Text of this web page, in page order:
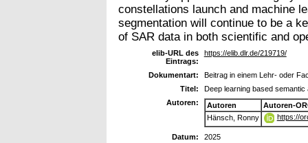
constellations launch and machine
segmentation will continue to be a
of SAR data in both scientific and
elib-URL des
Eintrags:
https://elib.dlr.de/219719/
Dokumentart:
Beitrag in einem Lehr- oder
Titel:
Deep learning based
Autoren:
Autoren
Autoren-
Hänsch, Ronny
https://
Datum:
2025